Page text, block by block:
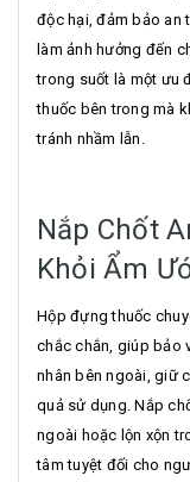
độc hại, đảm bảo an
làm ảnh hưởng đến
trong suốt là một ưu
thuốc bên trong mà
tránh nhầm lẫn.
Nắp Chốt
Khỏi Ẩm
Hộp đựng thuốc
chắc chắn, giúp bảo
nhân bên ngoài, giữ
quả sử dụng. Nắp
ngoài hoặc lộn xộn
tâm tuyệt đối cho